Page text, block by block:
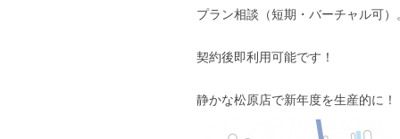
プラン相談（短期・バーチャル可）
契約後即利用可能です！
静かな松原店で新年度を生産的に！